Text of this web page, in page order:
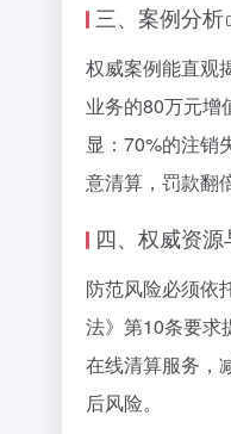
三、 案例分析
权威案例能直观
业务的80万元增
显：70%的注销
意清算，罚款翻
四、权威资
防范风险必须依
法》第10条要求
在线清算服务，
后风险。